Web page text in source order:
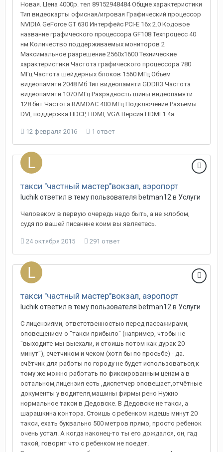
Новая. Цена 4000р. тел 89152948484 Общие характеристики
Тип видеокарты офисная/игровая Графический процессор
NVIDIA GeForce GT 630 Интерфейс PCI-E 16x 2.0 Кодовое
название графического процессора GF108 Техпроцесс 40
нм Количество поддерживаемых мониторов 2
Максимальное разрешение 2560x1600 Технические
характеристики Частота графического процессора 780
МГц Частота шейдерных блоков 1560 МГц Объем
видеопамяти 2048 Мб Тип видеопамяти GDDR3 Частота
видеопамяти 1070 МГц Разрядность шины видеопамяти
128 бит Частота RAMDAC 400 МГц Подключение Разъемы
DVI, поддержка HDCP, HDMI, VGA Версия HDMI 1.4a
12 февраля 2016 1 ответ
такси "частный мастер"вокзал, аэропорт
luchikответил в тему пользователя betman12 в Услуги
Человеком в первую очередь надо быть, а не жлобом,
судя по вашей писанине коим вы являетесь.
24 октября 2015 291 ответ
такси "частный мастер"вокзал, аэропорт
luchikответил в тему пользователя betman12 в Услуги
С лицензиями, ответственностью перед пассажирами,
оповещением о "такси прибыло" (например, чтобы не
"выходите-мы-выехали, и стоишь потом как дурак 20
минут"), счетчиком и чеком (хотя бы по просьбе) - да.
счётчик для работы по городу не будет использоваться,к
тому же можно работать по фиксированным ценам а в
остальном,лицензия есть ,диспетчер оповещает,отчётные
документы у водителя,машины фирмы рено Нужно
нормальное такси в Дедовске. В Дедовске не такси, а
шарашкина контора. Стоишь с ребенком ждешь минут 20
такси, ехать буквально 500 метров прямо, просто ребенок
очень устал. А когда наконец-то ты его дождался, он, гад
такой, говорит что с ребенком не поедет.